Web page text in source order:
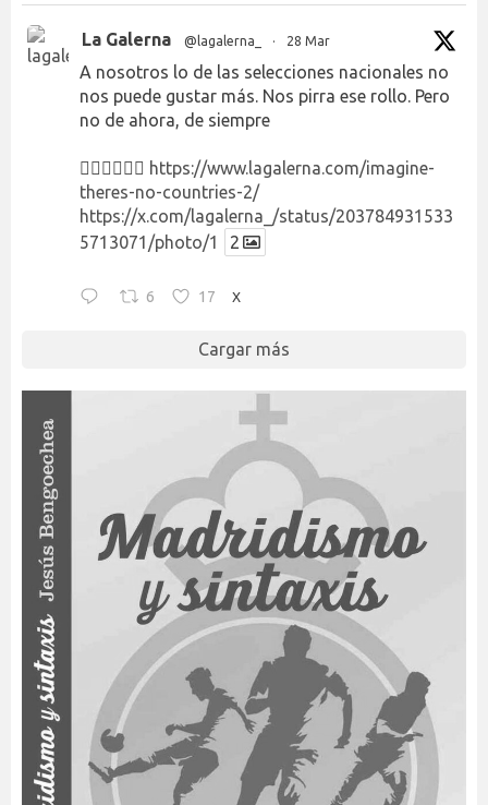
La Galerna @lagalerna_ · 28 Mar
A nosotros lo de las selecciones nacionales no
nos puede gustar más. Nos pirra ese rollo. Pero
no de ahora, de siempre
👉🏻👉🏻👉🏻 https://www.lagalerna.com/imagine-
theres-no-countries-2/
https://x.com/lagalerna_/status/203784931533
5713071/photo/1
2
6 17 X
Cargar más